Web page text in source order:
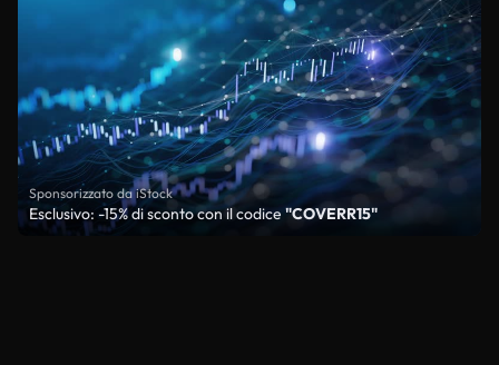
Sponsorizzato da iStock
Esclusivo: -15% di sconto con il codice "COVERR15"